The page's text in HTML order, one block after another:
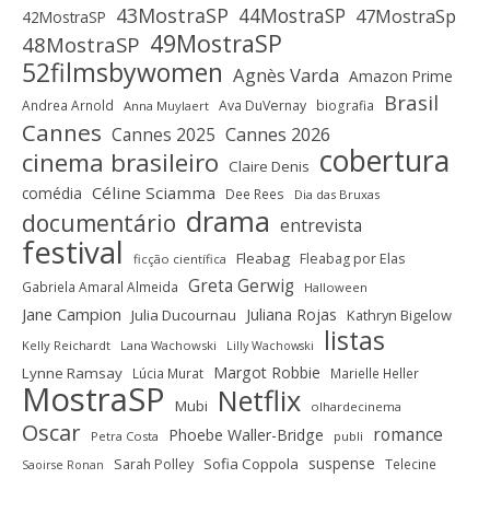
42MostraSP 43MostraSP 44MostraSP 47MostraSp
48MostraSP 49MostraSP
52filmsbywomen Agnès Varda Amazon Prime
Andrea Arnold Anna Muylaert Ava DuVernay biografia Brasil
Cannes Cannes 2025 Cannes 2026
cinema brasileiro Claire Denis cobertura
comédia Céline Sciamma Dee Rees Dia das Bruxas
documentário drama entrevista
festival ficção científica Fleabag Fleabag por Elas
Gabriela Amaral Almeida Greta Gerwig Halloween
Jane Campion Julia Ducournau Juliana Rojas Kathryn Bigelow
Kelly Reichardt Lana Wachowski Lilly Wachowski listas
Lynne Ramsay Lúcia Murat Margot Robbie Marielle Heller
MostraSP Mubi Netflix olhardecinema
Oscar Petra Costa Phoebe Waller-Bridge publi romance
Saoirse Ronan Sarah Polley Sofia Coppola suspense Telecine